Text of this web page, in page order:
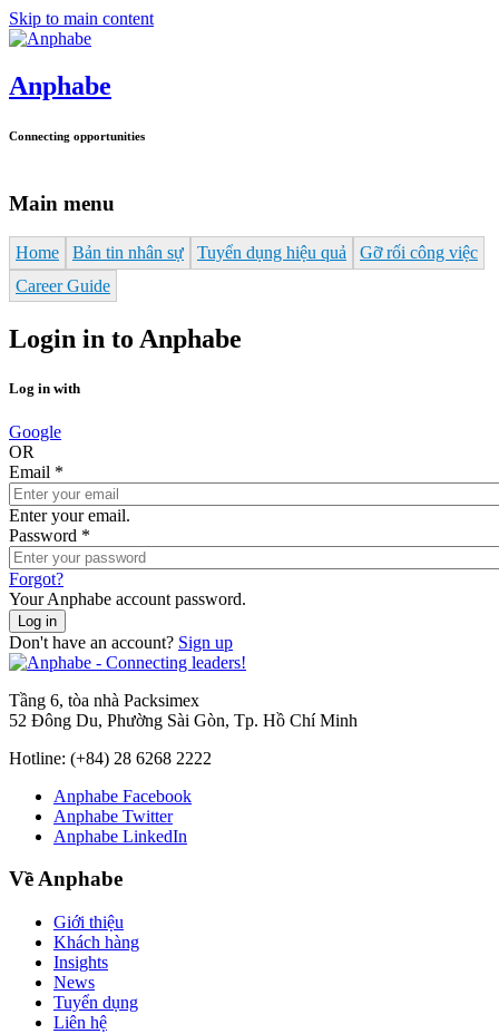
Skip to main content
Anphabe
Connecting opportunities
Main menu
Home Bản tin nhân sự Tuyển dụng hiệu quả
Gỡ rối công việc
Career Guide
Login in to Anphabe
Log in with
Google
OR
Email *
Enter your email.
Password *
Forgot?
Your Anphabe account password.
Don't have an account? Sign up
Tầng 6, tòa nhà Packsimex
52 Đông Du, Phường Sài Gòn, Tp. Hồ Chí Minh
Hotline: (+84) 28 6268 2222
Anphabe Facebook
Anphabe Twitter
Anphabe LinkedIn
Về Anphabe
Giới thiệu
Khách hàng
Insights
News
Tuyển dụng
Liên hệ